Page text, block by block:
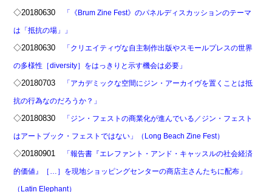
◇20180630 「《Brum Zine Fest》のパネルディスカッションのテーマ
は「抵抗の場」」
◇20180630 「クリエイティヴな自主制作出版やスモールプレスの世界
の多様性［diversity］をはっきりと示す機会は必要」
◇20180703 「アカデミックな空間にジン・アーカイヴを置くことは抵
抗の行為なのだろうか？」
◇20180830 「ジン・フェストの商業化が進んでいる／ジン・フェスト
はアートブック・フェストではない」（Long Beach Zine Fest）
◇20180901 「報告書『エレファント・アンド・キャッスルの社会経済
的価値』［…］を現地ショッピングセンターの商店主さんたちに配布」
（Latin Elephant）